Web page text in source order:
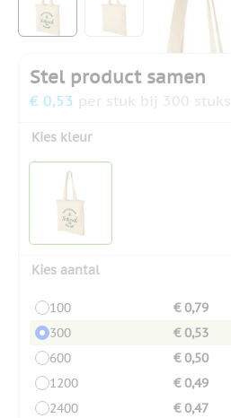
Stel product samen
€ 0,53 per stuk bij 300 stuks
Kies kleur
Kies aantal
100
€ 0,79
300
€ 0,53
600
€ 0,50
1200
€ 0,49
2400
€ 0,47